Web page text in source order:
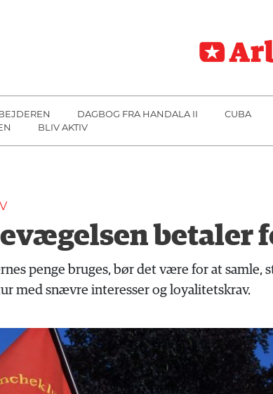
DAGBOG FRA HANDALA II CUBA
BLIV AKTIV
betaler
penge bruges, bør det være for at
med snævre interesser og loyalitetskrav.